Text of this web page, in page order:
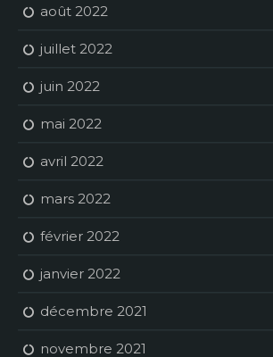
août 2022
juillet 2022
juin 2022
mai 2022
avril 2022
mars 2022
février 2022
janvier 2022
décembre 2021
novembre 2021